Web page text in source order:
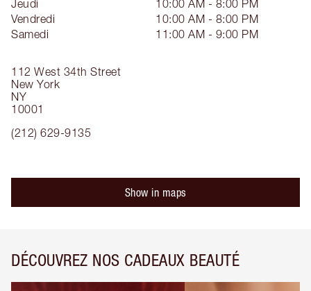
112 West 34th Street
New York
NY
10001
(212) 629-9135
Jeudi
10:00 AM - 8:00 PM
Vendredi
10:00 AM - 8:00 PM
Samedi
11:00 AM - 9:00 PM
Show in maps
DÉCOUVREZ NOS CADEAUX BEAUTÉ